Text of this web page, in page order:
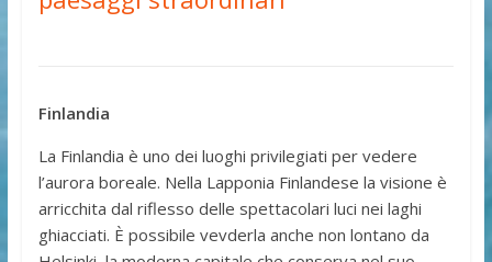
Finlandia
La Finlandia è uno dei luoghi privilegiati per vedere
l’aurora boreale. Nella Lapponia Finlandese la visione è
arricchita dal riflesso delle spettacolari luci nei laghi
ghiacciati. È possibile vevderla anche non lontano da